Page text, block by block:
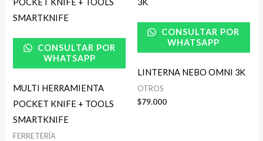
CONSULTAR POR
WHATSAPP
MULTI HERRAMIENTA
POCKET KNIFE + TOOLS
SMARTKNIFE
FERRETERÍA
CONSULTAR POR
WHATSAPP
LINTERNA NEBO OMNI 3K
OTROS
$79.000